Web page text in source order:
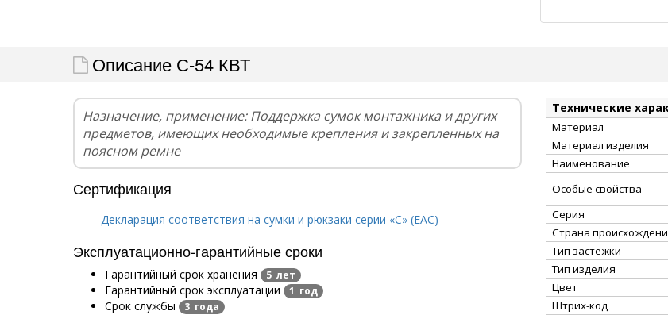
Описание С-54 КВТ
Назначение, применение: Поддержка сумок монтажника и других
предметов, имеющих необходимые крепления и закрепленных на
поясном ремне
Сертификация
Декларация соответствия на сумки и рюкзаки серии «С» (EAC)
Эксплуатационно-гарантийные сроки
Гарантийный срок хранения 5 лет
Гарантийный срок эксплуатации 1 год
Срок службы 3 года
Технические
Материал
Материал изделия
Наименование
Особые свойства
Серия
Страна
Тип застежки
Тип изделия
Цвет
Штрих-код